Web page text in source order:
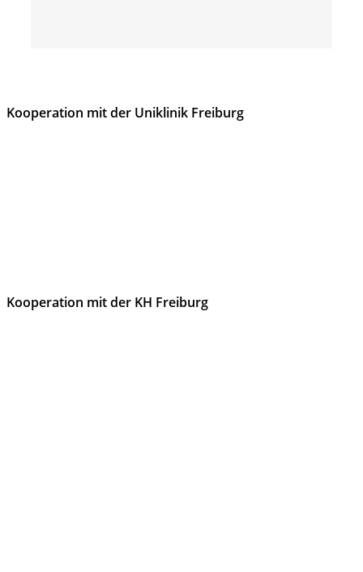
Kooperation mit der Uniklinik Freiburg
Kooperation mit der KH Freiburg